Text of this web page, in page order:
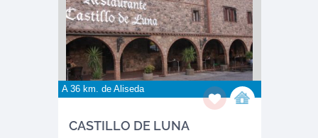
A 36 km. de Aliseda
CASTILLO DE LUNA